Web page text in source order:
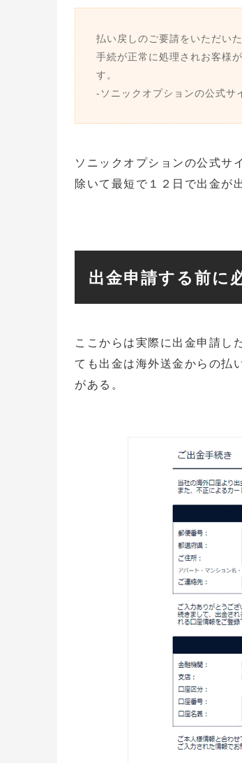
払い戻しのご要請をいただい
手続が正常に処理されお客様
す。
-ソニックオプションの公式サ
ソニックオプションの公式サ
除いて最短で１２日で出金が
出金申請する前に
ここからは実際に出金申請し
ても出金は海外送金からの払
がある。